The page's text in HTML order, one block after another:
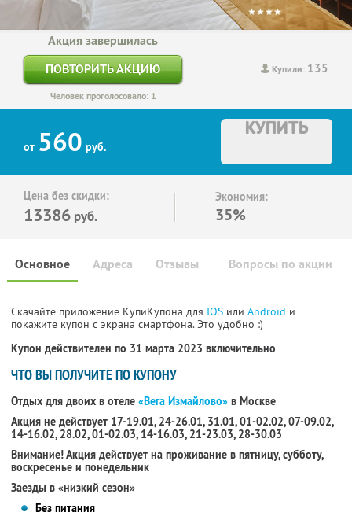
Купили: 135
Акция завершилась
ПОВТОРИТЬ АКЦИЮ
Человек проголосовало: 1
от 560 руб.
КУПИТЬ
Цена без скидки:
13386 руб.
Экономия:
35%
Основное Отзывы Вопросы по акции
Адреса
Скачайте приложение КупиКупона для IOS или Android и
покажите купон с экрана смартфона. Это удобно :)
Купон действителен по 31 марта 2023 включительно
ЧТО ВЫ ПОЛУЧИТЕ ПО КУПОНУ
Отдых для двоих в отеле «Вега Измайлово» в Москве
Акция не действует 17-19.01, 24-26.01, 31.01, 01-02.02, 07-09.02,
14-16.02, 28.02, 01-02.03, 14-16.03, 21-23.03, 28-30.03
Внимание! Акция действует на проживание в пятницу, субботу,
воскресенье и понедельник
Заезды в «низкий сезон»
Без питания